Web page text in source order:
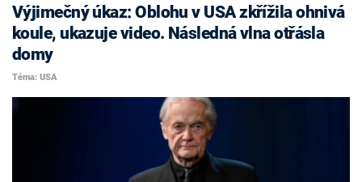
Výjimečný úkaz: Oblohu v USA zkřížila ohnivá
koule, ukazuje video. Následná vlna otřásla
domy
Téma: USA